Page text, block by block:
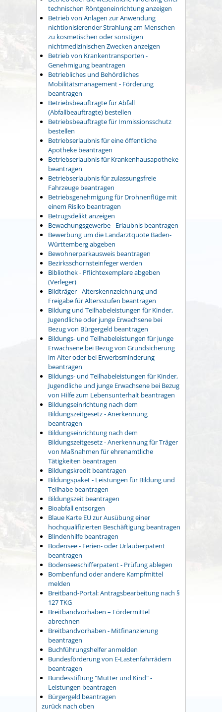
technischen Röntgeneinrichtung anzeigen
Betrieb von Anlagen zur Anwendung
nichtionisierender Strahlung am Menschen
zu kosmetischen oder sonstigen
nichtmedizinischen Zwecken anzeigen
Betrieb von Krankentransporten -
Genehmigung beantragen
Betriebliches und Behördliches
Mobilitätsmanagement - Förderung
beantragen
Betriebsbeauftragte für Abfall
(Abfallbeauftragte) bestellen
Betriebsbeauftragte für Immissionsschutz
bestellen
Betriebserlaubnis für eine öffentliche
Apotheke beantragen
Betriebserlaubnis für Krankenhausapotheke
beantragen
Betriebserlaubnis für zulassungsfreie
Fahrzeuge beantragen
Betriebsgenehmigung für Drohnenflüge mit
einem Risiko beantragen
Betrugsdelikt anzeigen
Bewachungsgewerbe - Erlaubnis beantragen
Bewerbung um die Landarztquote Baden-
Württemberg abgeben
Bewohnerparkausweis beantragen
Bezirksschornsteinfeger werden
Bibliothek - Pflichtexemplare abgeben
(Verleger)
Bildträger - Alterskennzeichnung und
Freigabe für Altersstufen beantragen
Bildung und Teilhabeleistungen für Kinder,
Jugendliche oder junge Erwachsene bei
Bezug von Bürgergeld beantragen
Bildungs- und Teilhabeleistungen für junge
Erwachsene bei Bezug von Grundsicherung
im Alter oder bei Erwerbsminderung
beantragen
Bildungs- und Teilhabeleistungen für Kinder,
Jugendliche und junge Erwachsene bei Bezug
von Hilfe zum Lebensunterhalt beantragen
Bildungseinrichtung nach dem
Bildungszeitgesetz - Anerkennung
beantragen
Bildungseinrichtung nach dem
Bildungszeitgesetz - Anerkennung für Träger
von Maßnahmen für ehrenamtliche
Tätigkeiten beantragen
Bildungskredit beantragen
Bildungspaket - Leistungen für Bildung und
Teilhabe beantragen
Bildungszeit beantragen
Bioabfall entsorgen
Blaue Karte EU zur Ausübung einer
hochqualifizierten Beschäftigung beantragen
Blindenhilfe beantragen
Bodensee - Ferien- oder Urlauberpatent
beantragen
Bodenseeschifferpatent - Prüfung ablegen
Bombenfund oder andere Kampfmittel
melden
Breitband-Portal: Antragsbearbeitung nach §
127 TKG
Breitbandvorhaben – Fördermittel
abrechnen
Breitbandvorhaben - Mitfinanzierung
beantragen
Buchführungshelfer anmelden
Bundesförderung von E-Lastenfahrrädern
beantragen
Bundesstiftung "Mutter und Kind" -
Leistungen beantragen
Bürgergeld beantragen
zurück nach oben